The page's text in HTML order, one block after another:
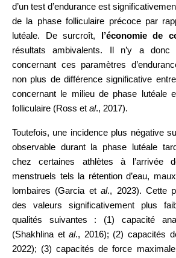
d’un test d’endurance est
de la phase folliculaire précoce par
lutéale. De surcroît,
l’économie de
résultats ambivalents. Il n’y a donc
concernant ces paramètres
non plus de différence significative
concernant le milieu de phase lutéale
folliculaire (Ross et al., 2017).
Toutefois, une incidence plus négative
observable durant la phase lutéale
chez certaines athlètes à l’arrivée
menstruels tels la rétention d’eau,
lombaires (Garcia etal., 2023). Cette
des valeurs significativement plus
qualités suivantes : (1) capacité
(Shakhlina etal., 2016); (2) capacités
2022); (3) capacités de force maximale